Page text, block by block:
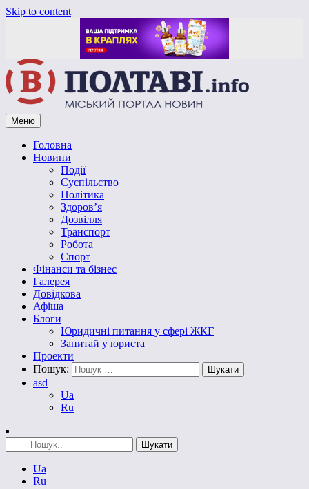
Skip to content
Vpoltave.info
Полтавський портал новин
Меню
Головна
Новини
Події
Суспільство
Політика
Здоров’я
Дозвілля
Транспорт
Робота
Спорт
Фінанси та бізнес
Галерея
Довідкова
Афіша
Блоги
Юридичні питання у сфері ЖКГ
Запитай у юриста
Проекти
Пошук:
asd
Ua
Ru
Ua
Ru